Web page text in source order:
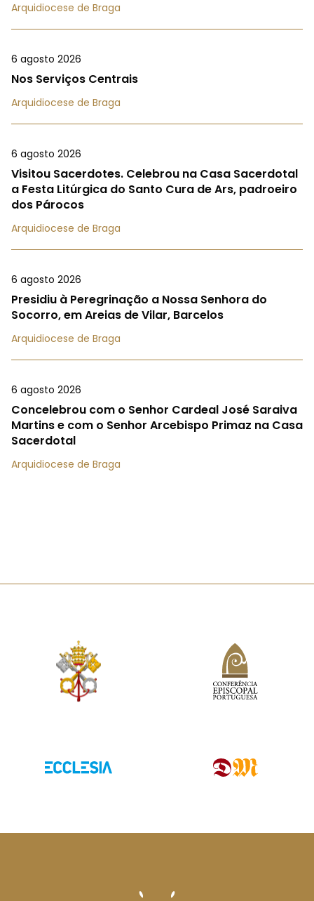
Arquidiocese de Braga
6 agosto 2026
Nos Serviços Centrais
Arquidiocese de Braga
6 agosto 2026
Visitou Sacerdotes. Celebrou na Casa Sacerdotal
a Festa Litúrgica do Santo Cura de Ars, padroeiro
dos Párocos
Arquidiocese de Braga
6 agosto 2026
Presidiu à Peregrinação a Nossa Senhora do
Socorro, em Areias de Vilar, Barcelos
Arquidiocese de Braga
6 agosto 2026
Concelebrou com o Senhor Cardeal José Saraiva
Martins e com o Senhor Arcebispo Primaz na Casa
Sacerdotal
Arquidiocese de Braga